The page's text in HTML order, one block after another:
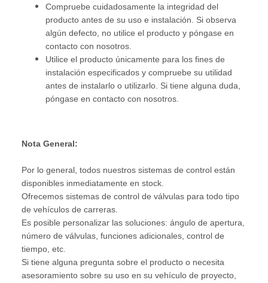
Compruebe cuidadosamente la integridad del
producto antes de su uso e instalación. Si observa
algún defecto, no utilice el producto y póngase en
contacto con nosotros.
Utilice el producto únicamente para los fines de
instalación especificados y compruebe su utilidad
antes de instalarlo o utilizarlo. Si tiene alguna duda,
póngase en contacto con nosotros.
Nota General:
Por lo general, todos nuestros sistemas de control están
disponibles inmediatamente en stock.
Ofrecemos sistemas de control de válvulas para todo tipo
de vehículos de carreras.
Es posible personalizar las soluciones: ángulo de apertura,
número de válvulas, funciones adicionales, control de
tiempo, etc.
Si tiene alguna pregunta sobre el producto o necesita
asesoramiento sobre su uso en su vehículo de proyecto,